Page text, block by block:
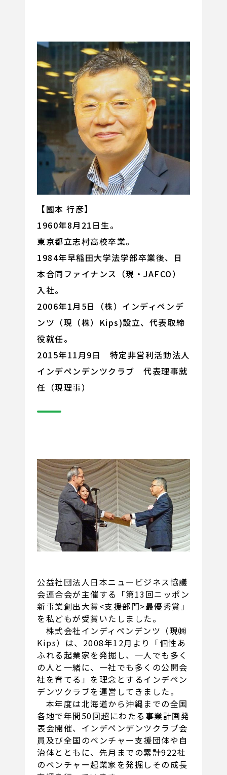
【國本 行彦】
1960年8月21日生。
東京都立志村高校卒業。
1984年早稲田大学法学部卒業後、日
本合同ファイナンス（現・JAFCO）
入社。
2006年1月5日（株）インディペンデ
ンツ（現（株）Kips)設立、代表取締
役就任。
2015年11月9日 特定非営利活動法人
インデペンデンツクラブ 代表理事就
任（現理事）
公益社団法人日本ニュービジネス協議
会連合会が主催する「第13回ニッポン
新事業創出大賞<支援部門>最優秀賞」
を私どもが受賞いたしました。
株式会社インディペンデンツ（現㈱
Kips）は、2008年12月より「個性あ
ふれる起業家を発掘し、一人でも多く
の人と一緒に、一社でも多くの公開会
社を育てる」を理念とするインデペン
デンツクラブを運営してきました。
本年度は北海道から沖縄までの全国
各地で年間50回超にわたる事業計画発
表会開催、インデペンデンツクラブ会
員及び全国のベンチャー支援団体や自
治体とともに、先月までの累計922社
のベンチャー起業家を発掘しその成長